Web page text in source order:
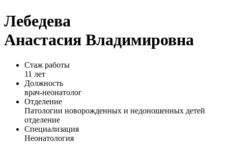
Лебедева
Анастасия Владимировна
Стаж работы
11 лет
Должность
врач-неонатолог
Отделение
Патологии новорожденных и недоношенных детей
отделение
Специализация
Неонатология